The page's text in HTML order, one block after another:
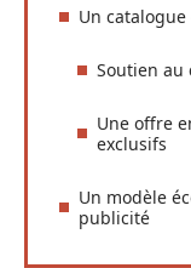
Un
Soutien
Une offre
exclusifs
Un modèle
publicité